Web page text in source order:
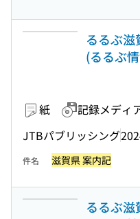
るるぶ滋
(るるぶ
紙 記録メディ
JTBパブリッシング
件名 滋賀県 案内記
るるぶ滋